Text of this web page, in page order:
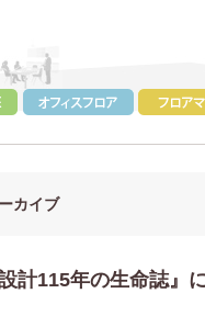
カイブ
設計115年の生命誌』